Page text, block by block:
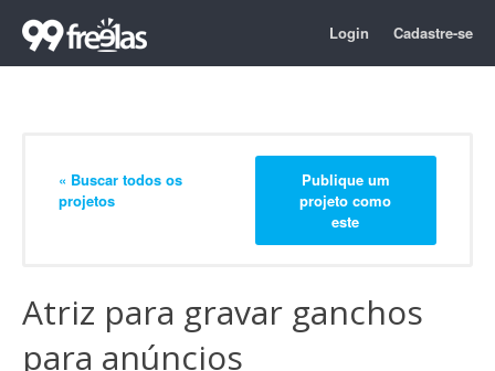
Login Cadastre-se
« Buscar todos os
projetos
Publique um
projeto como
este
Atriz para gravar ganchos
para anúncios